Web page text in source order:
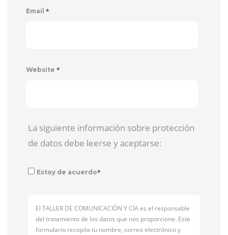
Email *
Website *
La siguiente información sobre protección
de datos debe leerse y aceptarse:
Estoy de acuerdo*
El TALLER DE COMUNICACIÓN Y CÍA es el responsable
del tratamiento de los datos que nos proporcione. Este
formulario recopila tu nombre, correo electrónico y